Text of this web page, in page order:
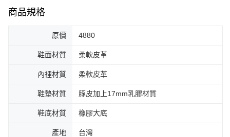
商品規格
原價 4880
鞋面材質 柔軟皮革
內裡材質 柔軟皮革
鞋墊材質 豚皮加上17mm乳膠材質
鞋底材質 橡膠大底
產地 台灣